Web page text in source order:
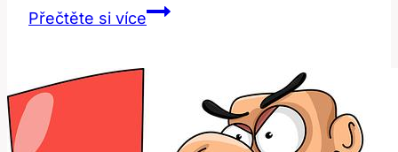
Přečtěte si víceSurreal:
Umělecký